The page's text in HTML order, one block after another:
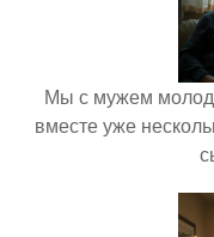
Мы с мужем
вместе уже